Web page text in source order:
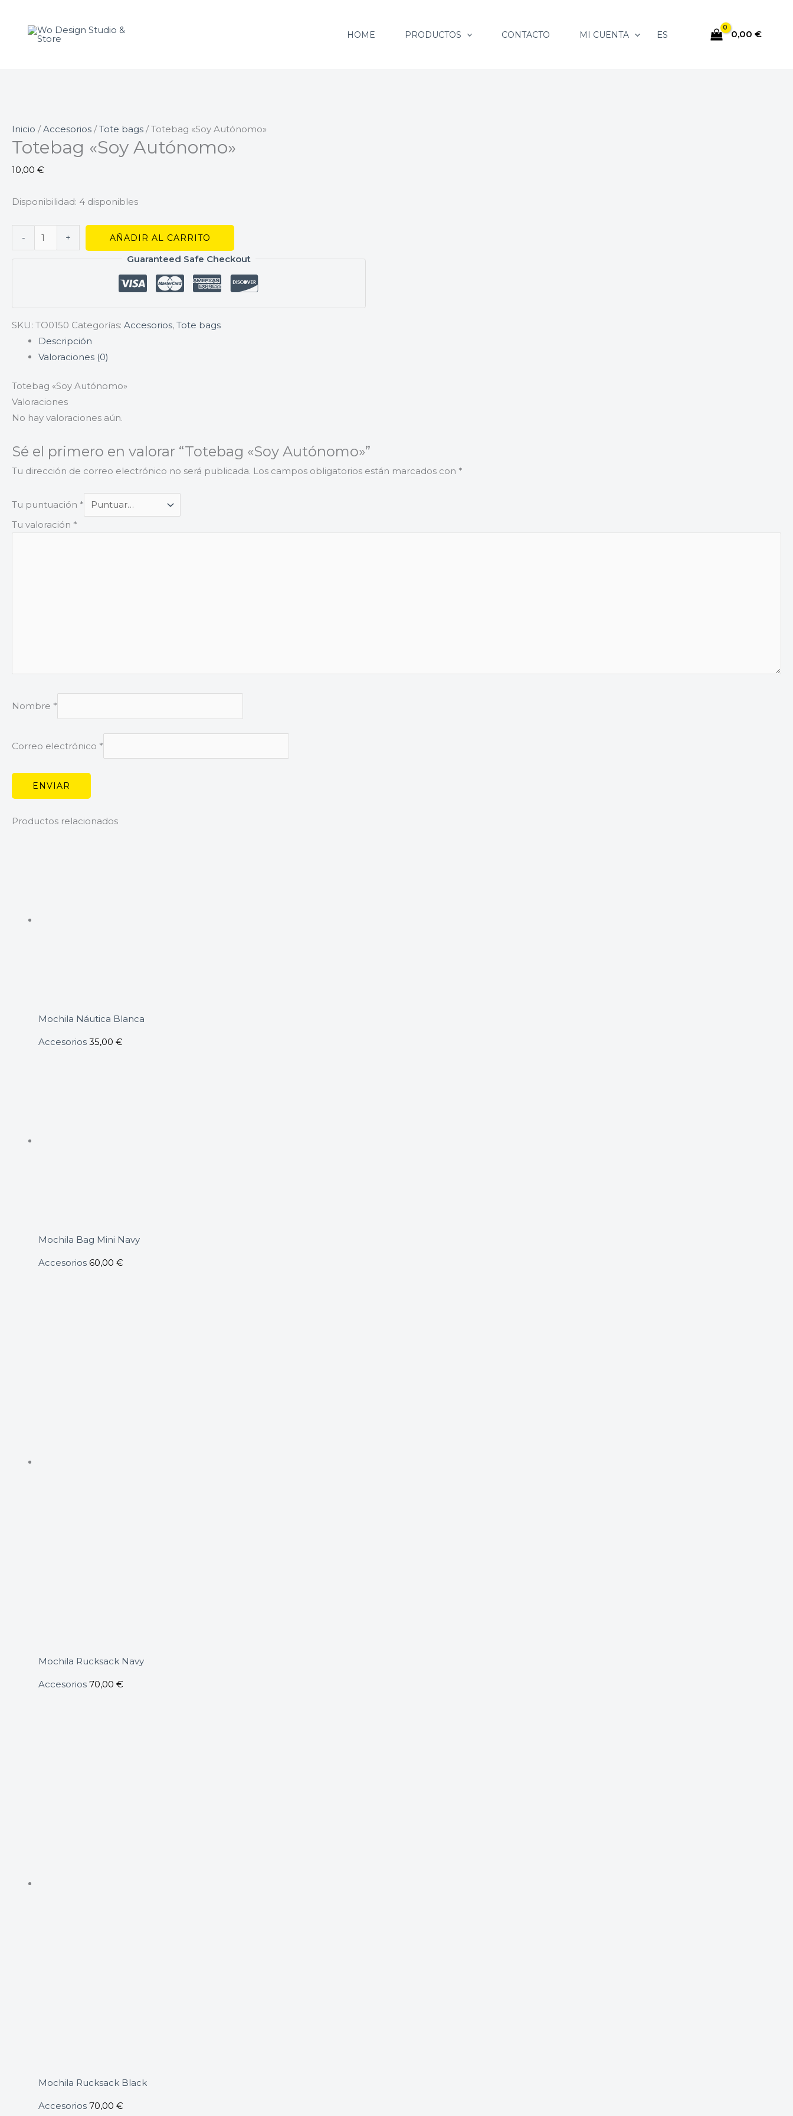
contenido
HOME PRODUCTOS CONTACTO MI CUENTA ES 0,00€
Inicio /Accesorios /Tote bags / Totebag «Soy Autónomo»
Totebag «Soy Autónomo»
10,00 €
Disponibilidad: 4 disponibles
-
"Soy
Autónomo"
+ AÑADIR AL CARRITO
Guaranteed Safe Checkout
SKU: TO0150 Categorías: Accesorios, Tote bags
Descripción
Valoraciones (0)
Totebag «Soy Autónomo»
Valoraciones
No hay valoraciones aún.
Sé el primero en valorar “Totebag «Soy Autónomo»”
Tu dirección de correo electrónico no será publicada. Los campos obligatorios están marcados con *
Tu puntuación *
Tu valoración *
Nombre *
Correo electrónico *
Productos relacionados
Mochila Náutica Blanca
Accesorios 35,00 €
Mochila Bag Mini Navy
Accesorios 60,00 €
Mochila Rucksack Navy
Accesorios 70,00 €
Mochila Rucksack Black
Accesorios 70,00 €